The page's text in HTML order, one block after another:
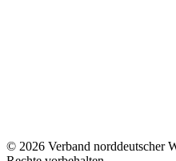
© 2026 Verband norddeutscher